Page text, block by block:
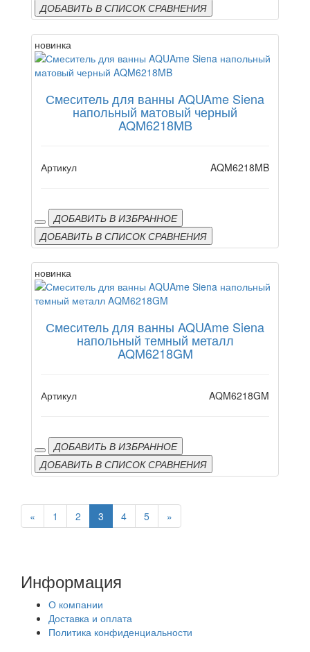
ДОБАВИТЬ В СПИСОК СРАВНЕНИЯ
новинка
Смеситель для ванны AQUAme Siena
напольный матовый черный
AQM6218MB
Артикул AQM6218MB
ДОБАВИТЬ В ИЗБРАННОЕ
ДОБАВИТЬ В СПИСОК СРАВНЕНИЯ
новинка
Смеситель для ванны AQUAme Siena
напольный темный металл
AQM6218GM
Артикул AQM6218GM
ДОБАВИТЬ В ИЗБРАННОЕ
ДОБАВИТЬ В СПИСОК СРАВНЕНИЯ
« 1 2 3 4 5 »
Информация
О компании
Доставка и оплата
Политика конфиденциальности